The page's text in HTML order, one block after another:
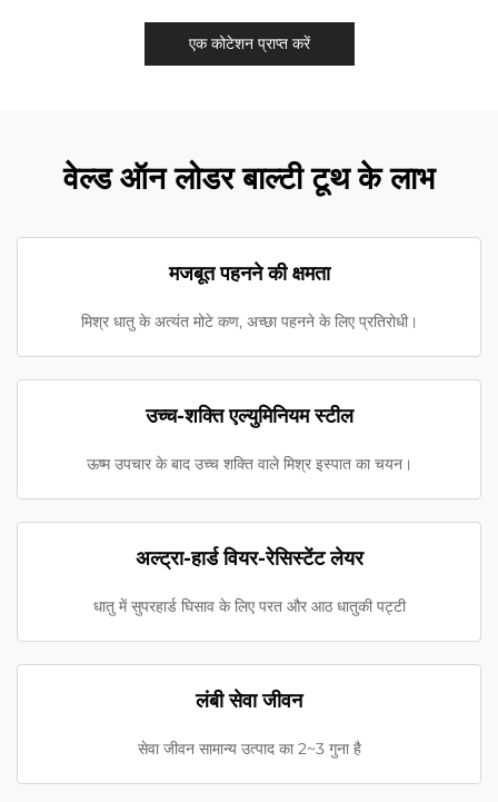
एक कोटेशन प्राप्त करें
वेल्ड ऑन लोडर बाल्टी टूथ के लाभ
मजबूत पहनने की क्षमता
मिश्र धातु के अत्यंत मोटे कण, अच्छा पहनने के लिए प्रतिरोधी।
उच्च-शक्ति एल्युमिनियम स्टील
ऊष्म उपचार के बाद उच्च शक्ति वाले मिश्र इस्पात का चयन।
अल्ट्रा-हार्ड वियर-रेसिस्टेंट लेयर
धातु में सुपरहार्ड घिसाव के लिए परत और आठ धातुकी पट्टी
लंबी सेवा जीवन
सेवा जीवन सामान्य उत्पाद का 2~3 गुना है